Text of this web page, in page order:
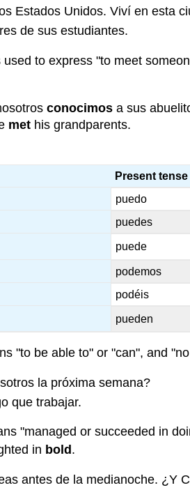
Estados Unidos. Viví en esta
de sus estudiantes.
to express "to meet
conocimosa sus
methis grandparents.
Present tense
puedo
puedes
puede
podemos
podéis
pueden
"to be able to" or "can", and
la próxima semana?
que trabajar.
"managed or succeeded in
in bold .
antes de la medianoche. ¿Y